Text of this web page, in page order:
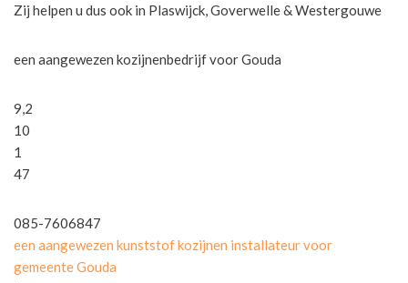
Zij helpen u dus ook in Plaswijck, Goverwelle & Westergouwe
een aangewezen kozijnenbedrijf voor Gouda
9,2
10
1
47
085-7606847
een aangewezen kunststof kozijnen installateur voor
gemeente Gouda